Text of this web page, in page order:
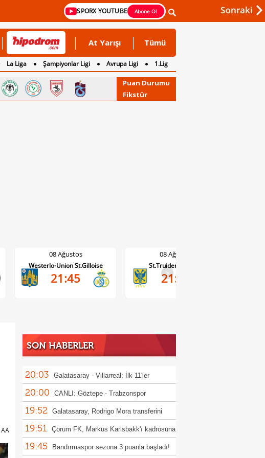
SPORX YOUTUBE Abone Ol
At Yarışı Tümü
La Liga Şampiyonlar Ligi Avrupa Ligi
1.Lig
Puan Durumu
Fikstür
08 Ağustos
Westerlo-Union St.Gilloise
21:45
08 Ağustos
St.Truiden-Lommel
21:45>
AA
SON HABERLER
20:03 Galatasaray - Villarreal: İlk 11'ler
20:00 CANLI: Göztepe - Trabzonspor
19:52 Galatasaray, Rodrigo Mora transferini
bitiriyor!
19:51 Çorum FK, Markus Karlsbakk'ı kadrosuna
kattı
19:45 Bandırmaspor sezona 3 puanla başladı!